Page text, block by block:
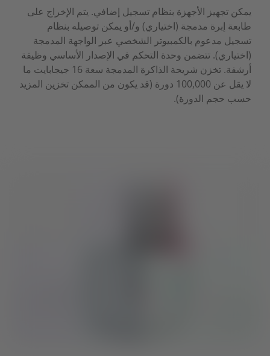
يمكن تجهيز الأجهزة بنظام تسجيل إضافي. يتم الإخراج على
طابعة إبرة مدمجة (اختياري) و/أو يمكن توصيله بنظام
تسجيل مدعوم بالكمبيوتر الشخصي عبر الواجهة المدمجة
(اختياري). تتضمن وحدة التحكم في الإصدار الأساسي وظيفة
أرشفة. تخزن شريحة الذاكرة المدمجة سعة 16 جيجابايت ما
لا يقل عن 100,000 دورة (قد يكون من الممكن تخزين المزيد
حسب حجم الدورة).